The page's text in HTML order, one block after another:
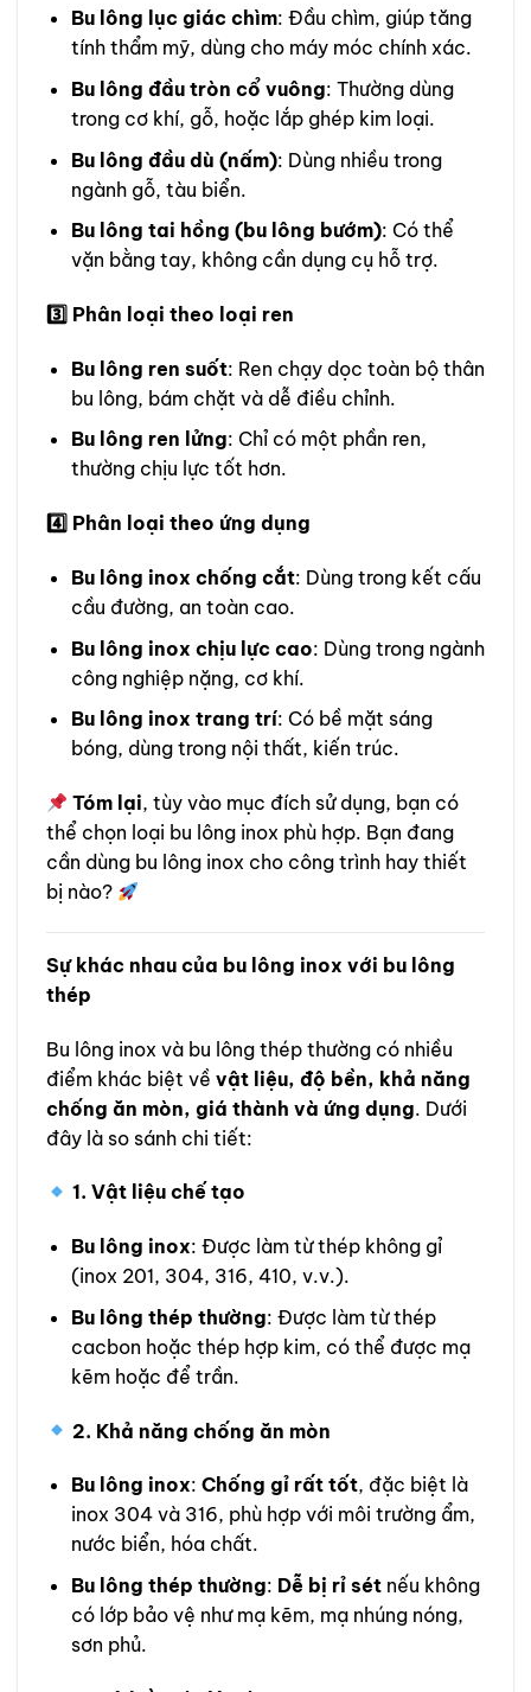
Bu lông lục giác chìm: Đầu chìm, giúp tăng
tính thẩm mỹ, dùng cho máy móc chính xác.
Bu lông đầu tròn cổ vuông: Thường dùng
trong cơ khí, gỗ, hoặc lắp ghép kim loại.
Bu lông đầu dù (nấm): Dùng nhiều trong
ngành gỗ, tàu biển.
Bu lông tai hồng (bu lông bướm): Có thể
vặn bằng tay, không cần dụng cụ hỗ trợ.
3️ Phân loại theo loại ren
Bu lông ren suốt: Ren chạy dọc toàn bộ thân
bu lông, bám chặt và dễ điều chỉnh.
Bu lông ren lửng: Chỉ có một phần ren,
thường chịu lực tốt hơn.
4️ Phân loại theo ứng dụng
Bu lông inox chống cắt: Dùng trong kết cấu
cầu đường, an toàn cao.
Bu lông inox chịu lực cao: Dùng trong ngành
công nghiệp nặng, cơ khí.
Bu lông inox trang trí: Có bề mặt sáng
bóng, dùng trong nội thất, kiến trúc.
Tóm lại, tùy vào mục đích sử dụng, bạn có
thể chọn loại bu lông inox phù hợp. Bạn đang
cần dùng bu lông inox cho công trình hay thiết
bị nào?
Sự khác nhau của bu lông inox với bu lông
thép
Bu lông inox và bu lông thép thường có nhiều
điểm khác biệt về vật liệu, độ bền, khả năng
chống ăn mòn, giá thành và ứng dụng. Dưới
đây là so sánh chi tiết:
1. Vật liệu chế tạo
Bu lông inox: Được làm từ thép không gỉ
(inox 201, 304, 316, 410, v.v.).
Bu lông thép thường: Được làm từ thép
cacbon hoặc thép hợp kim, có thể được mạ
kẽm hoặc để trần.
2. Khả năng chống ăn mòn
Bu lông inox: Chống gỉ rất tốt, đặc biệt là
inox 304 và 316, phù hợp với môi trường ẩm,
nước biển, hóa chất.
Bu lông thép thường: Dễ bị rỉ sétnếu không
có lớp bảo vệ như mạ kẽm, mạ nhúng nóng,
sơn phủ.